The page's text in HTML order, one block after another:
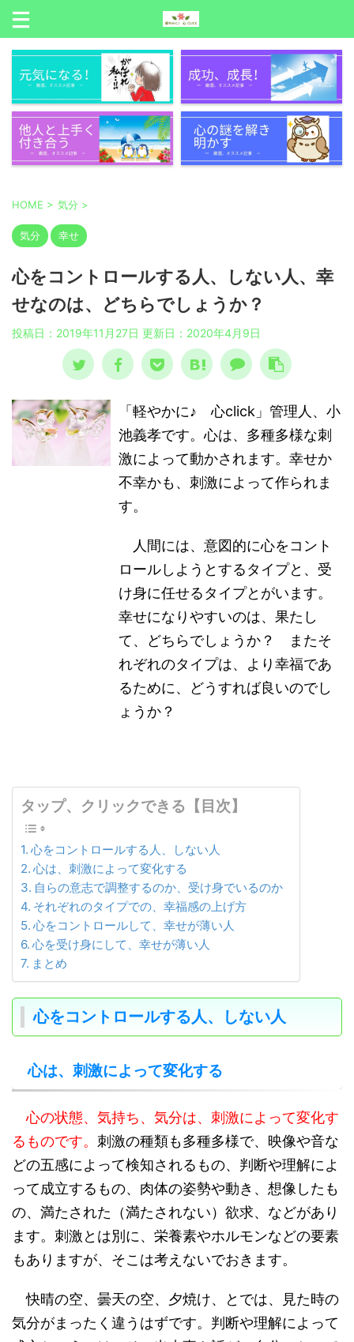
HOME > 気分 >
気分 幸せ
心をコントロールする人、しない人、幸
せなのは、どちらでしょうか？
投稿日：2019年11月27日 更新日： 2020年4月9日
「軽やかに♪ 心click」管理人、小
池義孝です。心は、多種多様な刺
激によって動かされます。幸せか
不幸かも、刺激によって作られま
す。
人間には、意図的に心をコント
ロールしようとするタイプと、受
け身に任せるタイプとがいます。
幸せになりやすいのは、果たし
て、どちらでしょうか？ またそ
れぞれのタイプは、より幸福であ
るために、どうすれば良いのでし
ょうか？
タップ、クリックできる【目次】
心をコントロールする人、しない人
心は、刺激によって変化する
自らの意志で調整するのか、受け身でいるのか
それぞれのタイプでの、幸福感の上げ方
心をコントロールして、幸せが薄い人
心を受け身にして、幸せが薄い人
まとめ
心をコントロールする人、しない人
心は、刺激によって変化する
心の状態、気持ち、気分は、刺激によって変化す
るものです。 刺激の種類も多種多様で、映像や音な
どの五感によって検知されるもの、判断や理解によ
って成立するもの、肉体の姿勢や動き、想像したも
の、満たされた（満たされない）欲求、などがあり
ます。刺激とは別に、栄養素やホルモンなどの要素
もありますが、そこは考えないでおきます。
快晴の空、曇天の空、夕焼け、とでは、見た時の
気分がまったく違うはずです。判断や理解によって